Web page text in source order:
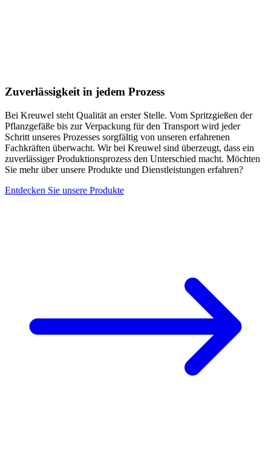
Zuverlässigkeit in jedem Prozess
Bei Kreuwel steht Qualität an erster Stelle. Vom Spritzgießen der
Pflanzgefäße bis zur Verpackung für den Transport wird jeder
Schritt unseres Prozesses sorgfältig von unseren erfahrenen
Fachkräften überwacht. Wir bei Kreuwel sind überzeugt, dass ein
zuverlässiger Produktionsprozess den Unterschied macht. Möchten
Sie mehr über unsere Produkte und Dienstleistungen erfahren?
Entdecken Sie unsere Produkte